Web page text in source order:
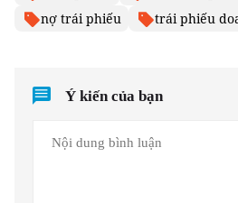
nợ trái phiếu
trái phiếu
Ý kiến của bạn